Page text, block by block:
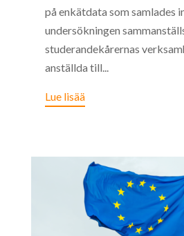
på enkätdata som samlades
undersökningen
studerandekårernas
anställda till...
Lue lisää